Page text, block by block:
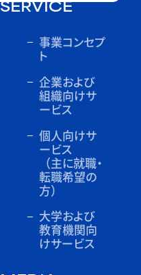
SERVICE
事業コンセプ
ト
企業および
組織向けサ
ービス
個人向けサ
ービス
（主に就職・
転職希望の
方）
大学および
教育機関向
けサービス